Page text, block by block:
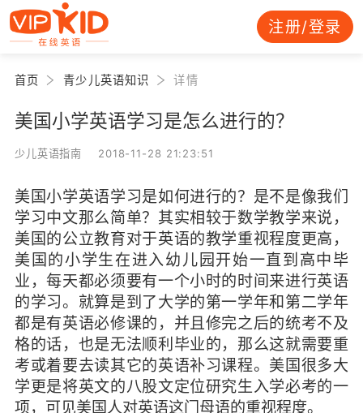
注册/登录
首页 青少儿英语知识 详情
美国小学英语学习是怎么进行的？
少儿英语指南 2018-11-28 21:23:51
美国小学英语学习是如何进行的？是不是像我们
学习中文那么简单？其实相较于数学教学来说，
美国的公立教育对于英语的教学重视程度更高，
美国的小学生在进入幼儿园开始一直到高中毕
业，每天都必须要有一个小时的时间来进行英语
的学习。就算是到了大学的第一学年和第二学年
都是有英语必修课的，并且修完之后的统考不及
格的话，也是无法顺利毕业的，那么这就需要重
考或着要去读其它的英语补习课程。美国很多大
学更是将英文的八股文定位研究生入学必考的一
项，可见美国人对英语这门母语的重视程度。